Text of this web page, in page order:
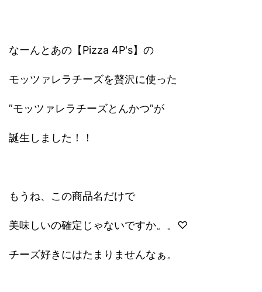
なーんとあの【Pizza 4P's】の
モッツァレラチーズを贅沢に使った
”モッツァレラチーズとんかつ”が
誕生しました！！
もうね、この商品名だけで
美味しいの確定じゃないですか。。♡
チーズ好きにはたまりませんなぁ。